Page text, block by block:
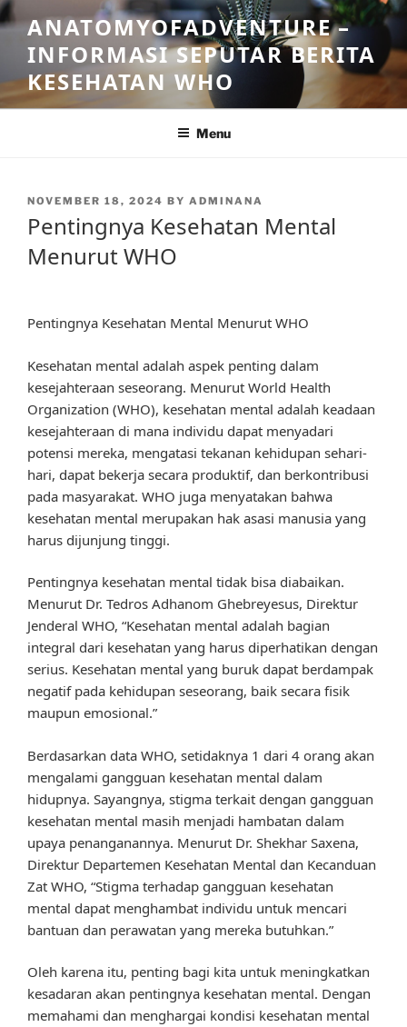
Skip
to
content
ANATOMYOFADVENTURE –
INFORMASI SEPUTAR BERITA
KESEHATAN WHO
Menu
POSTED
NOVEMBER 18, 2024 BY ADMINANA
Pentingnya Kesehatan Mental
Menurut WHO
Pentingnya Kesehatan Mental Menurut WHO
Kesehatan mental adalah aspek penting dalam
kesejahteraan seseorang. Menurut World Health
Organization (WHO), kesehatan mental adalah keadaan
kesejahteraan di mana individu dapat menyadari
potensi mereka, mengatasi tekanan kehidupan sehari-
hari, dapat bekerja secara produktif, dan berkontribusi
pada masyarakat. WHO juga menyatakan bahwa
kesehatan mental merupakan hak asasi manusia yang
harus dijunjung tinggi.
Pentingnya kesehatan mental tidak bisa diabaikan.
Menurut Dr. Tedros Adhanom Ghebreyesus, Direktur
Jenderal WHO, “Kesehatan mental adalah bagian
integral dari kesehatan yang harus diperhatikan dengan
serius. Kesehatan mental yang buruk dapat berdampak
negatif pada kehidupan seseorang, baik secara fisik
maupun emosional.”
Berdasarkan data WHO, setidaknya 1 dari 4 orang akan
mengalami gangguan kesehatan mental dalam
hidupnya. Sayangnya, stigma terkait dengan gangguan
kesehatan mental masih menjadi hambatan dalam
upaya penanganannya. Menurut Dr. Shekhar Saxena,
Direktur Departemen Kesehatan Mental dan Kecanduan
Zat WHO, “Stigma terhadap gangguan kesehatan
mental dapat menghambat individu untuk mencari
bantuan dan perawatan yang mereka butuhkan.”
Oleh karena itu, penting bagi kita untuk meningkatkan
kesadaran akan pentingnya kesehatan mental. Dengan
memahami dan menghargai kondisi kesehatan mental